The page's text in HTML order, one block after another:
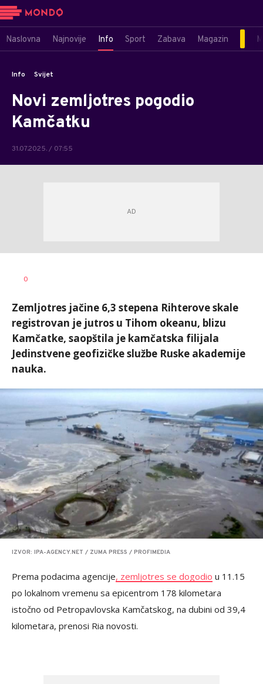
Naslovna Najnovije Info Sport Zabava Magazin
Info Svijet
Novi zemljotres pogodio
Kamčatku
31.07.2025. / 07:55
AUTOR
0
Zemljotres jačine 6,3 stepena Rihterove skale
registrovan je jutros u Tihom okeanu, blizu
Kamčatke, saopštila je kamčatska filijala
Jedinstvene geofizičke službe Ruske akademije
nauka.
IZVOR: IPA-AGENCY.NET / ZUMA PRESS / PROFIMEDIA
Prema podacima agencije, zemljotres se dogodio u 11.15
po lokalnom vremenu sa epicentrom 178 kilometara
istočno od Petropavlovska Kamčatskog, na dubini od 39,4
kilometara, prenosi Ria novosti.